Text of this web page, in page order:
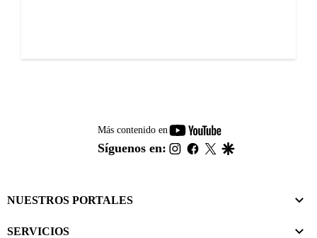
Más contenido en
youtube-
footer
Síguenos en: instagram
facebook
twitter
NUESTROS PORTALES
SERVICIOS